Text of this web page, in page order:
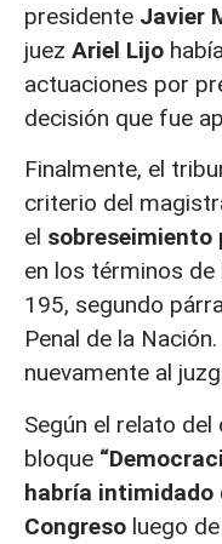
presidente Javier
juez Ariel Lijo
actuaciones por
decisión que fue
Finalmente, el
criterio del
el sobreseimiento
en los términos
195, segundo
Penal de la
nuevamente al
Según el relato
bloque
habría intimidado
Congreso luego